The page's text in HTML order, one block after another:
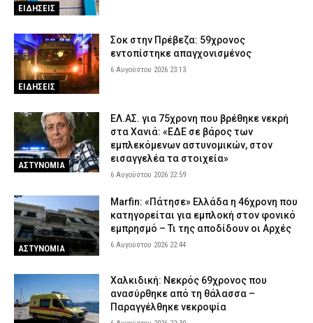
ΕΙΔΗΣΕΙΣ 6 Αυγούστου 2026 17:02
Χαλκιδική: Πυροσβέστες έσβησαν μέσα σε 15 λεπτά φωτιά στο
Πόρτο Καρράς
ΕΙΔΗΣΕΙΣ 6 Αυγούστου 2026 16:50
Ελλάδα – Οι έξι πιο επικίνδυνες εβδομάδες του έτους
ΕΙΔΗΣΕΙΣ 6 Αυγούστου 2026 16:37
ΕΙΔΗΣΕΙΣ
ΕΙΔΗΣΕΙΣ
Σοκ στην Πρέβεζα: 59χρονος
εντοπίστηκε απαγχονισμένος
6 Αυγούστου 2026 23:13
ΑΣΤΥΝΟΜΙΑ
ΕΛ.ΑΣ. για 75χρονη που βρέθηκε νεκρή
στα Χανιά: «ΕΔΕ σε βάρος των
εμπλεκόμενων αστυνομικών, στον
εισαγγελέα τα στοιχεία»
6 Αυγούστου 2026 22:59
ΑΣΤΥΝΟΜΙΑ
Marfin: «Πάτησε» Ελλάδα η 46χρονη που
κατηγορείται για εμπλοκή στον φονικό
εμπρησμό – Τι της αποδίδουν οι Αρχές
6 Αυγούστου 2026 22:44
Χαλκιδική: Νεκρός 69χρονος που
ανασύρθηκε από τη θάλασσα –
Παραγγέλθηκε νεκροψία